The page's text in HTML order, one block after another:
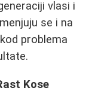
vlasi i
se i na
problema
Kose